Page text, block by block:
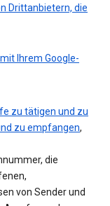
Drittanbietern, die
mit Ihrem Google-
zu tätigen und zu
zu empfangen,
die
von Sender und